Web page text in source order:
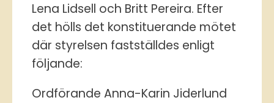
Lena Lidsell och Britt Pereira. Efter
det hölls det konstituerande mötet
där styrelsen fastställdes enligt
följande:
Ordförande Anna-Karin Jiderlund